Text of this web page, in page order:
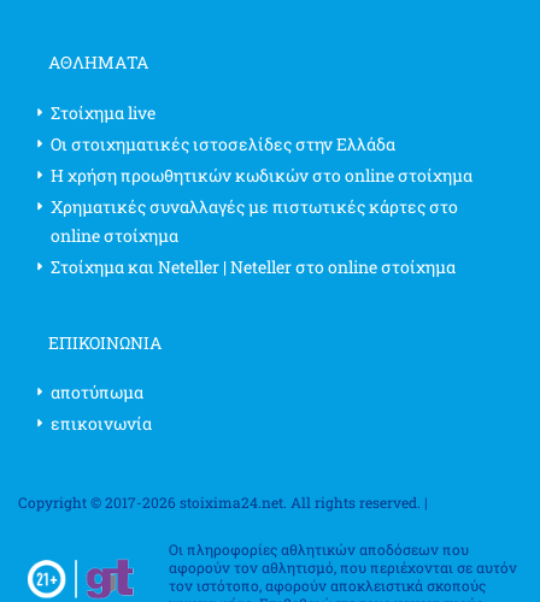
ΑΘΛΗΜΑΤΑ
Στοίχημα live
Οι στοιχηματικές ιστοσελίδες στην Ελλάδα
Η χρήση προωθητικών κωδικών στο online στοίχημα
Χρηματικές συναλλαγές με πιστωτικές κάρτες στο
online στοίχημα
Στοίχημα και Neteller | Neteller στο online στοίχημα
ΕΠΙΚΟΙΝΩΝΊΑ
αποτύπωμα
επικοινωνία
Copyright © 2017-2026 stoixima24.net. All rights reserved. |
Οι πληροφορίες αθλητικών αποδόσεων που
αφορούν τον αθλητισμό, που περιέχονται σε αυτόν
τον ιστότοπο, αφορούν αποκλειστικά σκοπούς